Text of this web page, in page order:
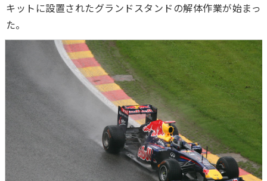
キットに設置されたグランドスタンドの解体作業が始まっ
た。